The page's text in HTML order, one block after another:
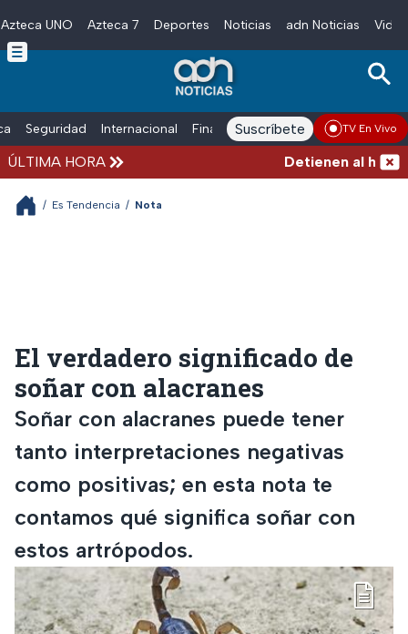
Skip to main content
Azteca UNO Azteca 7 Deportes Noticias adn Noticias
Seguridad Internacional Finanzas adn Noticias Radio
Suscríbete TV En Vivo
ÚLTIMA HORA Detienen al
/ Es Tendencia / Nota
El verdadero significado de
soñar con alacranes
Soñar con alacranes puede tener
tanto interpretaciones negativas
como positivas; en esta nota te
contamos qué significa soñar con
estos artrópodos.